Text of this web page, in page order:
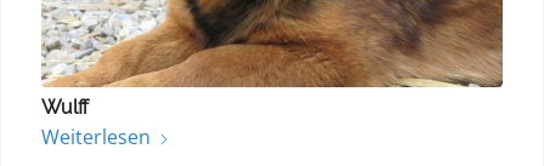
Wulff
Weiterlesen